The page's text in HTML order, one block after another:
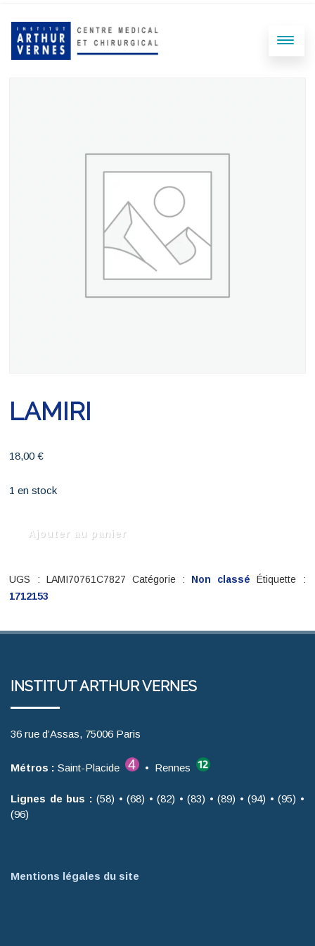
LAMIRI
18,00€
1 en stock
Ajouter au panier
UGS : LAMI70761C7827 Catégorie : Non classé
Étiquette :
1712153
INSTITUT ARTHUR VERNES
36 rue d’Assas, 75006 Paris
Métros : Saint-Placide • Rennes
Lignes de bus : (58) • (68) • (82) • (83) • (89) • (94) • (95) •
(96)
Mentions légales du site